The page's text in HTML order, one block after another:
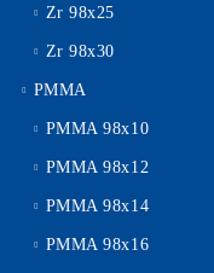
Zr 98x25
Zr 98x30
PMMA
PMMA 98x10
PMMA 98x12
PMMA 98x14
PMMA 98x16